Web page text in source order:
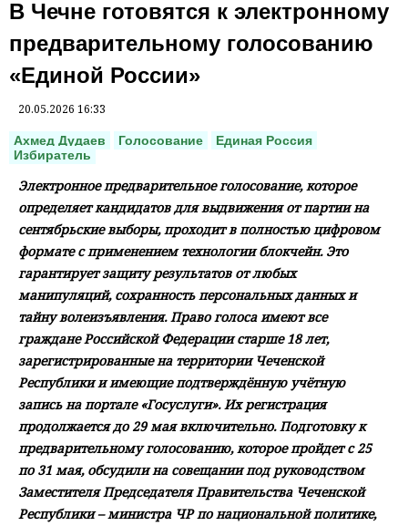
В Чечне готовятся к электронному
предварительному голосованию
«Единой России»
20.05.2026 16:33
Ахмед Дудаев Голосование
Единая Россия
Избиратель
Электронное предварительное голосование, которое
определяет кандидатов для выдвижения от партии на
сентябрьские выборы, проходит в полностью цифровом
формате с применением технологии блокчейн. Это
гарантирует защиту результатов от любых
манипуляций, сохранность персональных данных и
тайну волеизъявления. Право голоса имеют все
граждане Российской Федерации старше 18 лет,
зарегистрированные на территории Чеченской
Республики и имеющие подтверждённую учётную
запись на портале «Госуслуги». Их регистрация
продолжается до 29 мая включительно. Подготовку к
предварительному голосованию, которое пройдет с 25
по 31 мая, обсудили на совещании под руководством
Заместителя Председателя Правительства Чеченской
Республики – министра ЧР по национальной политике,